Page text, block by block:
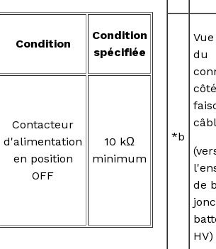
Condition
Condition
spécifiée
Contacteur
d'alimentation
en position
OFF
10 kΩ
minimum
*b
du
côté
de
HV)